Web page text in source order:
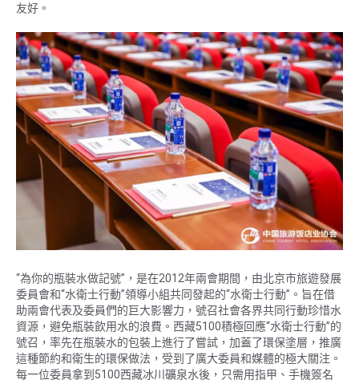
友好。
“為你的瓶裝水做記號”，是在2012年兩會期間，由北京市旅遊發展
委員會和“水衛士行動”領導小組共同發起的“水衛士行動”。旨在借
助兩會代表及委員們的巨大影響力，號召社會各界共同行動珍惜水
資源，避免瓶裝飲用水的浪費。西藏5100積極回應“水衛士行動”的
號召，率先在瓶裝水的包裝上進行了嘗試，加蓋了環保塗層，推廣
這種節約和衛生的環保做法，受到了廣大委員和媒體的極大關注。
每一位委員拿到5100西藏冰川礦泉水後，只需用指甲、手機簽名